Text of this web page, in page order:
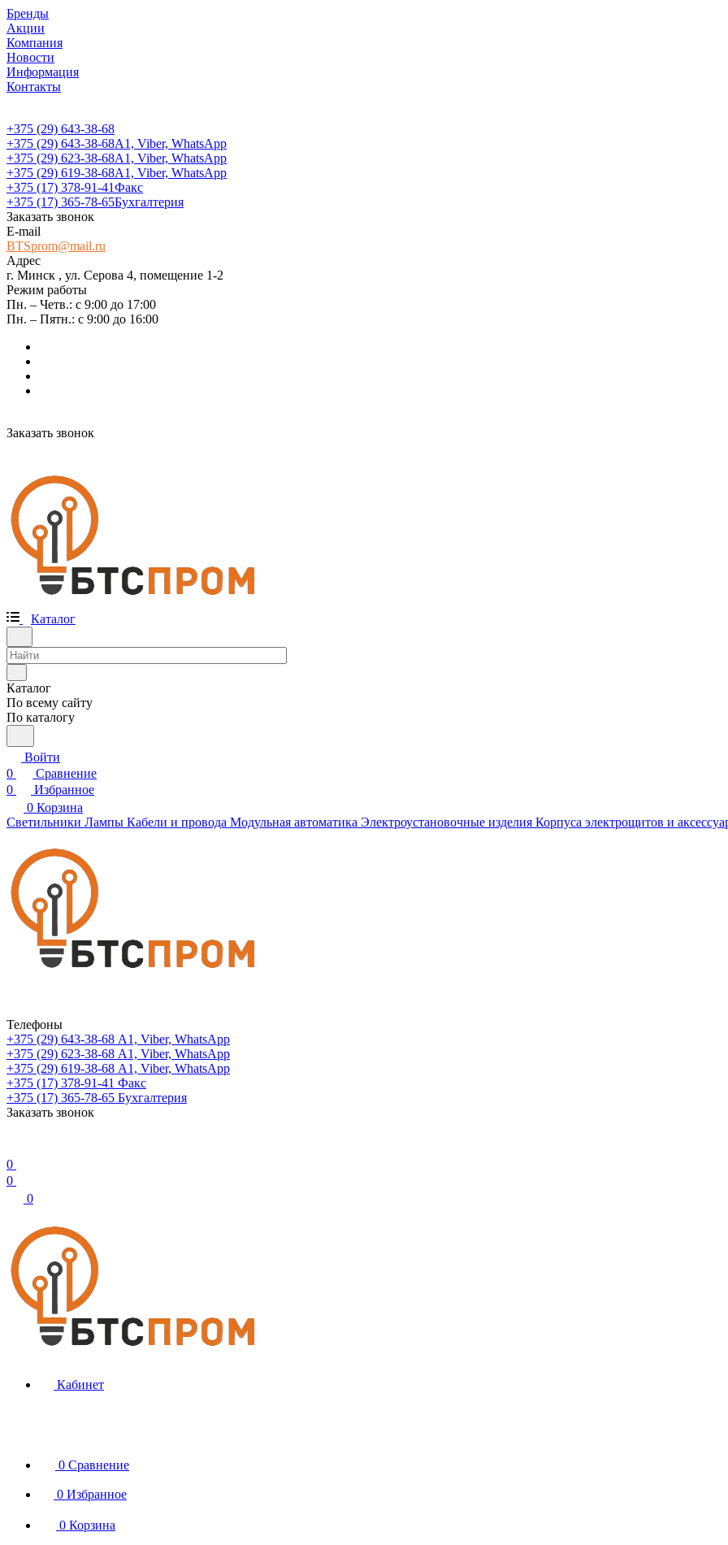
Бренды
Акции
Компания
Новости
Информация
Контакты
+375 (29) 643-38-68
+375 (29) 643-38-68А1, Viber, WhatsApp
+375 (29) 623-38-68А1, Viber, WhatsApp
+375 (29) 619-38-68А1, Viber, WhatsApp
+375 (17) 378-91-41Факс
+375 (17) 365-78-65Бухгалтерия
Заказать звонок
E-mail
BTSprom@mail.ru
Адрес
г. Минск , ул. Серова 4, помещение 1-2
Режим работы
Пн. – Четв.: с 9:00 до 17:00
Пн. – Пятн.: с 9:00 до 16:00
Заказать звонок
Каталог
Каталог
По всему сайту
По каталогу
Войти
0
Сравнение
0
Избранное
0 Корзина
Светильники Лампы Кабели и провода Модульная автоматика Электроустановочные изделия Корпуса электрощитов и
Телефоны
+375 (29) 643-38-68 А1, Viber, WhatsApp
+375 (29) 623-38-68 А1, Viber, WhatsApp
+375 (29) 619-38-68 А1, Viber, WhatsApp
+375 (17) 378-91-41 Факс
+375 (17) 365-78-65 Бухгалтерия
Заказать звонок
0
0
0
Кабинет
0 Сравнение
0 Избранное
0 Корзина